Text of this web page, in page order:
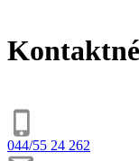
044/55 24 262